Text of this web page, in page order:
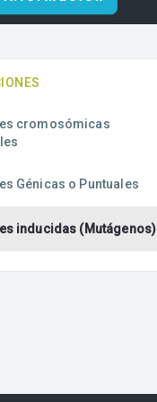
cromosómicas
Génicas o Puntuales
inducidas (Mutágenos)